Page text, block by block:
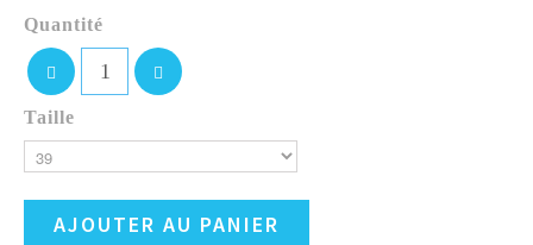
Quantité
Taille
AJOUTER AU PANIER